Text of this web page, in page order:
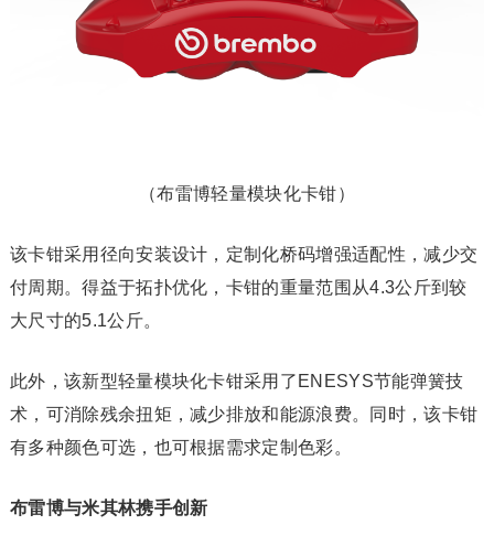
（布雷博轻量模块化卡钳）
该卡钳采用径向安装设计，定制化桥码增强适配性，减少交
付周期。得益于拓扑优化，卡钳的重量范围从4.3公斤到较
大尺寸的5.1公斤。
此外，该新型轻量模块化卡钳采用了ENESYS节能弹簧技
术，可消除残余扭矩，减少排放和能源浪费。同时，该卡钳
有多种颜色可选，也可根据需求定制色彩。
布雷博与米其林携手创新